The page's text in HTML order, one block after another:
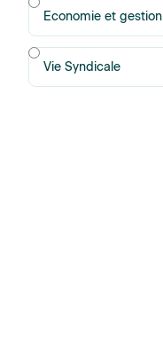
Economie et gestion
Vie Syndicale